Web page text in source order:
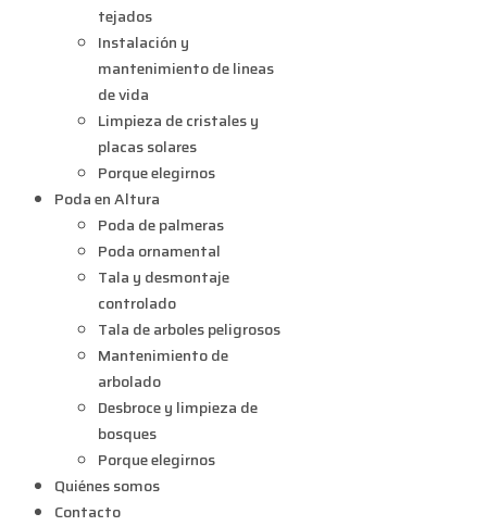
tejados
Instalación y
mantenimiento de lineas
de vida
Limpieza de cristales y
placas solares
Porque elegirnos
Poda en Altura
Poda de palmeras
Poda ornamental
Tala y desmontaje
controlado
Tala de arboles peligrosos
Mantenimiento de
arbolado
Desbroce y limpieza de
bosques
Porque elegirnos
Quiénes somos
Contacto